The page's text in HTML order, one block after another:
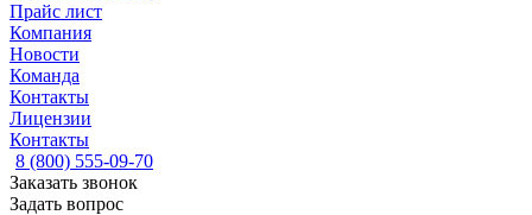
Прайс лист
Компания
Новости
Команда
Контакты
Лицензии
Контакты
8 (800) 555-09-70
Заказать звонок
Задать вопрос